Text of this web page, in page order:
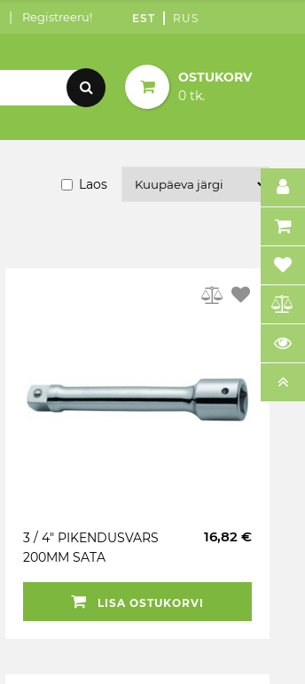
| Registreeru! EST RUS
OSTUKORV
0 tk.
Laos
3 / 4" PIKENDUSVARS
200MM SATA
16,82 €
LISA OSTUKORVI